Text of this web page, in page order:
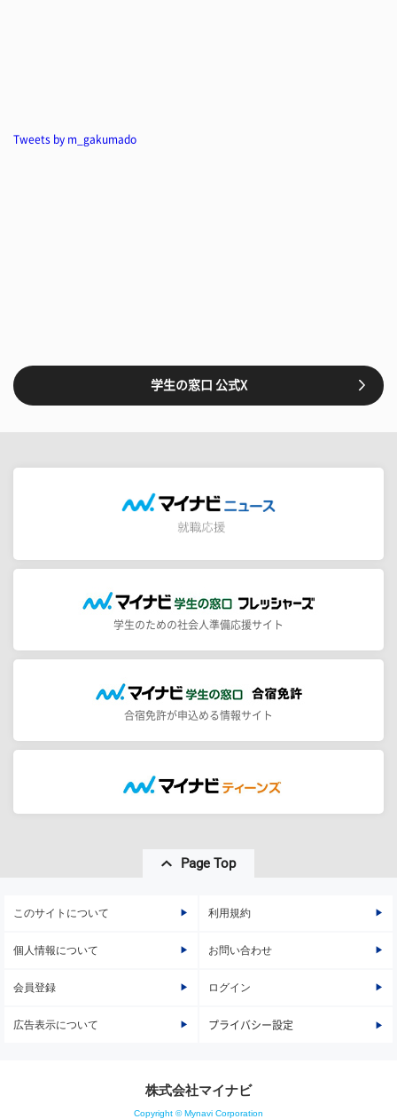
Tweets by m_gakumado
学生の窓口 公式X
学生のための社会人準備応援サイト
合宿免許が申込める情報サイト
Page Top
このサイトについて 利用規約
個人情報について お問い合わせ
会員登録 ログイン
広告表示について プライバシー設定
株式会社マイナビ
Copyright © Mynavi Corporation